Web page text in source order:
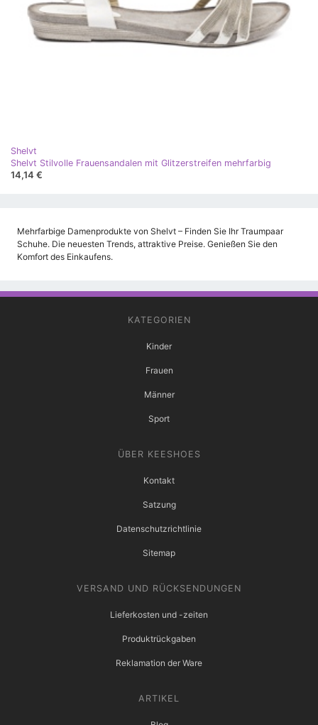
Shelvt
Shelvt Stilvolle Frauensandalen mit Glitzerstreifen mehrfarbig
14,14 €
Mehrfarbige Damenprodukte von Shelvt – Finden Sie Ihr Traumpaar
Schuhe. Die neuesten Trends, attraktive Preise. Genießen Sie den
Komfort des Einkaufens.
KATEGORIEN
Kinder
Frauen
Männer
Sport
ÜBER KEESHOES
Kontakt
Satzung
Datenschutzrichtlinie
Sitemap
VERSAND UND RÜCKSENDUNGEN
Lieferkosten und -zeiten
Produktrückgaben
Reklamation der Ware
ARTIKEL